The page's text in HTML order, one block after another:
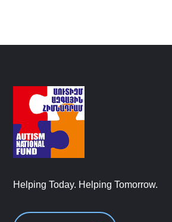
Helping Today. Helping Tomorrow.